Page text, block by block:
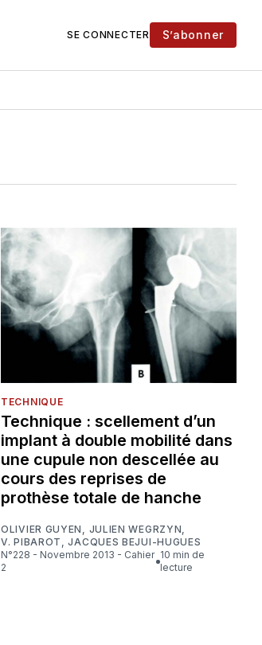
SE CONNECTER S’abonner
TECHNIQUE
Technique : scellement d’un
implant à double mobilité dans
une cupule non descellée au
cours des reprises de
prothèse totale de hanche
OLIVIER GUYEN , JULIEN WEGRZYN,
V. PIBAROT ,JACQUES BEJUI-HUGUES
N°228 - Novembre 2013 - Cahier
2
10 min de
lecture